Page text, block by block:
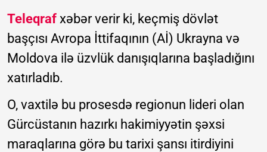
Teleqraf xəbər verir ki, keçmiş dövlət
başçısı Avropa İttifaqının (Aİ) Ukrayna və
Moldova ilə üzvlük danışıqlarına başladığını
xatırladıb.
O, vaxtilə bu prosesdə regionun lideri olan
Gürcüstanın hazırkı hakimiyyətin şəxsi
maraqlarına görə bu tarixi şansı itirdiyini